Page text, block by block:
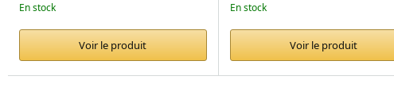
En stock
Voir le produit
En stock
Voir le produit